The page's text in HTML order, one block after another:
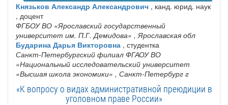
Князьков Александр Александрович , канд. юрид. наук
, доцент
ФГБОУ ВО «Ярославский государственный
университет им. П.Г. Демидова» , Ярославская обл
Бударина Дарья Викторовна , студентка
Санкт-Петербургский филиал ФГАОУ ВО
«Национальный исследовательский университет
«Высшая школа экономики» , Санкт-Петербург г
«К вопросу о видах административной преюдиции в
уголовном праве России»